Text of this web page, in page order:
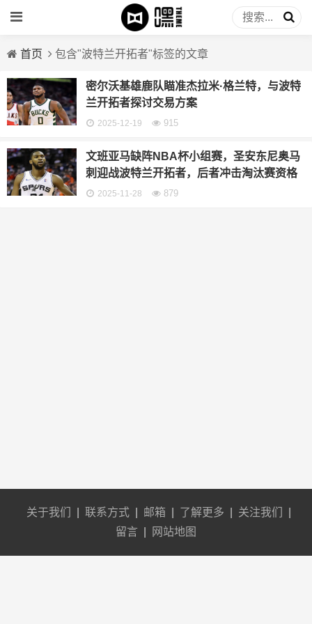
首页 包含"波特兰开拓者"标签的文章
密尔沃基雄鹿队瞄准杰拉米·格兰特，与波特
兰开拓者探讨交易方案
2025-12-19 915
文班亚马缺阵NBA杯小组赛，圣安东尼奥马
刺迎战波特兰开拓者，后者冲击淘汰赛资格
2025-11-28 879
关于我们 联系方式 邮箱 了解更多 关注我们
留言
网站地图